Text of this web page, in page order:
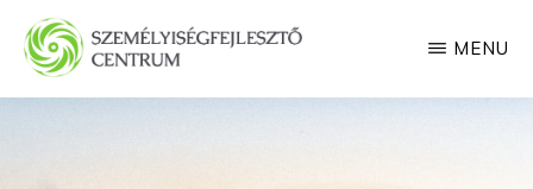
Skip
mainSZEMÉLYISÉGFEJLESZTŐ
MENU